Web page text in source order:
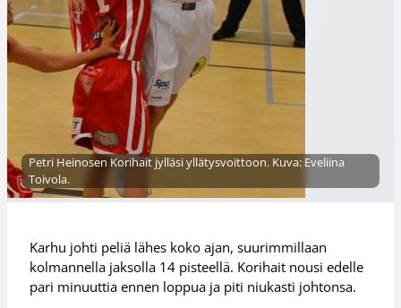
Petri Heinosen Korihait jylläsi yllätysvoittoon. Kuva: Eveliina
Toivola.
Karhu johti peliä lähes koko ajan, suurimmillaan
kolmannella jaksolla 14 pisteellä. Korihait nousi edelle
pari minuuttia ennen loppua ja piti niukasti johtonsa.